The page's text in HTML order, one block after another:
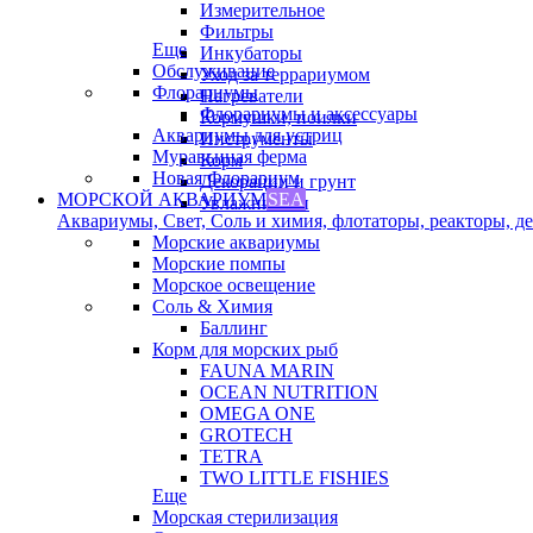
Измерительное
Фильтры
Инкубаторы
Уход за террариумом
Нагреватели
Кормушки, поилки
Инструменты
Корм
Декорации и грунт
Увлажнители
Еще
Обслуживание
Флорариумы
Флорариумы и аксессуары
Аквариумы для устриц
Муравьиная ферма
Новая Флорариум
МОРСКОЙ АКВАРИУМSEA
Аквариумы, Свет, Соль и химия, флотаторы, реакторы,
Морские аквариумы
Морские помпы
Морское освещение
Соль & Химия
Баллинг
Корм для морских рыб
FAUNA MARIN
OCEAN NUTRITION
OMEGA ONE
GROTECH
TETRA
TWO LITTLE FISHIES
Еще
Морская стерилизация